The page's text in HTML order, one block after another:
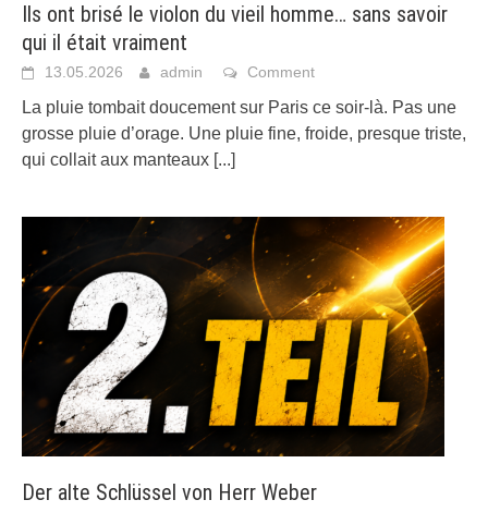
Ils ont brisé le violon du vieil homme… sans savoir
qui il était vraiment
13.05.2026 admin Comment
La pluie tombait doucement sur Paris ce soir-là. Pas une
grosse pluie d’orage. Une pluie fine, froide, presque triste,
qui collait aux manteaux [...]
Der alte Schlüssel von Herr Weber